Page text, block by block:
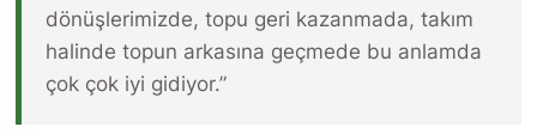
dönüşlerimizde, topu geri kazanmada, takım
halinde topun arkasına geçmede bu anlamda
çok çok iyi gidiyor.”